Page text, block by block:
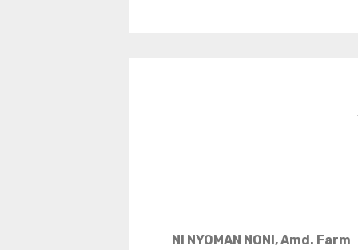
NI NYOMAN NONI, Amd. Farm